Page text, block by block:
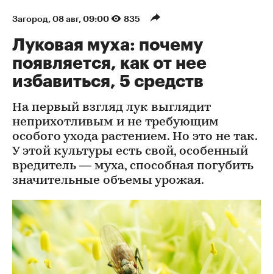
Загород⁠, 08 авг, 09:00 835
Луковая муха: почему
появляется, как от нее
избавиться, 5 средств
На первый взгляд лук выглядит
неприхотливым и не требующим
особого ухода растением. Но это не так.
У этой культуры есть свой, особенный
вредитель — муха, способная погубить
значительные объемы урожая.